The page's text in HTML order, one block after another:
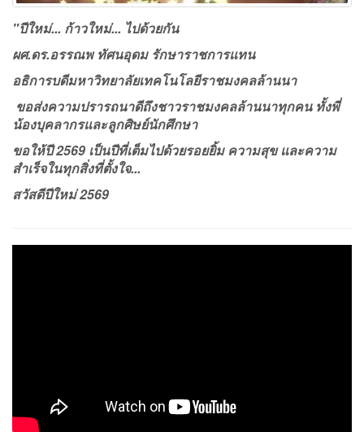
"ปีใหม่... ก้าวใหม่... ไปด้วยกัน
ผศ.ดร.อรรณพ ทัศนอุดม รักษาราชการแทน
อธิการบดีมหาวิทยาลัยเทคโนโลยีราชมงคลล้านนา
ขอส่งความปรารถนาดีถึงชาวราชมงคลล้านนาทุกคน ทั้งพี่
น้องบุคลากรและลูกศิษย์นักศึกษา
ขอให้ปี 2569 เป็นปีที่เต็มไปด้วยรอยยิ้ม ความสุข และความ
สำเร็จในทุกสิ่งที่ตั้งใจ...
สวัสดีปีใหม่ 2569